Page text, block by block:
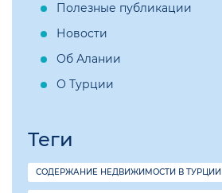
Полезные публикации
Новости
Об Алании
О Турции
Теги
СОДЕРЖАНИЕ НЕДВИЖИМОСТИ В ТУРЦИИ